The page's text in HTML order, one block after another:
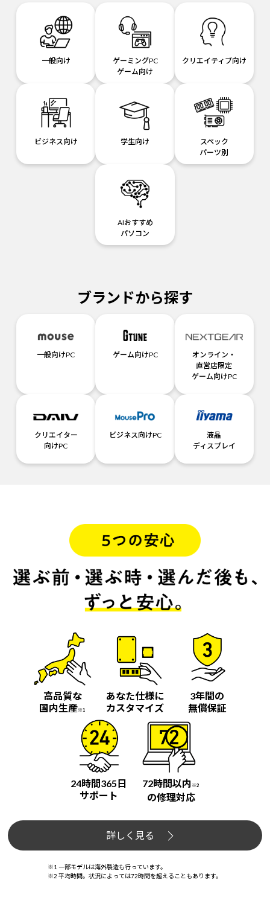
一般向け
ゲーミングPC
ゲーム向け
クリエイティブ向け
ビジネス向け 学生向け
スペック
パーツ別
AIおすすめ
パソコン
ブランドから探す
一般向けPC ゲーム向けPC
オンライン・
直営店限定
ゲーム向けPC
クリエイター
向けPC
ビジネス向けPC
液晶
ディスプレイ
高品質な
国内生産※1
あなた仕様に
カスタマイズ
3年間の
無償保証
24時間365日
サポート
72時間以内 ※2
の修理対応
詳しく見る
※1 一部モデルは海外製造も行っています。
※2 平均時間。状況によっては72時間を超えることもあります。